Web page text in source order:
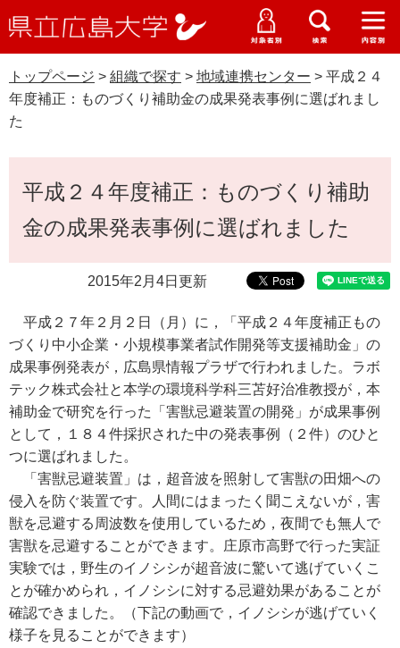
ー
ジ
先
頭
ニ
ュ
を
飛
ニ
ュ
ー
ニ
ー
ニ
ュ
ー
立
大
学
受験生の皆さま
地域・企業の皆さま
教職員の皆さま
受験生特設サイト
WEB版大学案内
資料請求
交通アクセス
English
中文簡体 中文繁体 한국어 日本語
o
o
g
l
e
カ
ス
検
索
すべて ページ PDF
大学概要
学部・大学院・専攻科
学生生活・就職支援
研究・地域連携・国際交流
トップページ > 組織で探す > 地域連携センター > 平成２４
年度補正：ものづくり補助金の成果発表事例に選ばれまし
た
文平成２４年度補正：ものづくり補助
金の成果発表事例に選ばれました
2015年2月4日更新
平成２７年２月２日（月）に，「平成２４年度補正もの
づくり中小企業・小規模事業者試作開発等支援補助金」の
成果事例発表が，広島県情報プラザで行われました。ラボ
テック株式会社と本学の環境科学科三苫好治准教授が，本
補助金で研究を行った「害獣忌避装置の開発」が成果事例
として，１８４件採択された中の発表事例（２件）のひと
つに選ばれました。
「害獣忌避装置」は，超音波を照射して害獣の田畑への
侵入を防ぐ装置です。人間にはまったく聞こえないが，害
獣を忌避する周波数を使用しているため，夜間でも無人で
害獣を忌避することができます。庄原市高野で行った実証
実験では，野生のイノシシが超音波に驚いて逃げていくこ
とが確かめられ，イノシシに対する忌避効果があることが
確認できました。（下記の動画で，イノシシが逃げていく
様子を見ることができます）